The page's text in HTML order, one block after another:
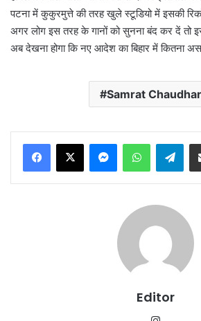
पटना में कुकुरमुत्ते की तरह खुले स्टूडियो में इसकी
अगर लोग इस तरह के गानों को सुनना बंद कर दें तो
अब देखना होगा कि नए आदेश का बिहार में कितना
Samrat
MessengerWhatsApp
Editor